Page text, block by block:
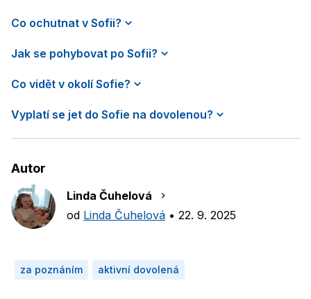
Co ochutnat v Sofii?
Jak se pohybovat po Sofii?
Co vidět v okolí Sofie?
Vyplatí se jet do Sofie na dovolenou?
Autor
Linda Čuhelová
od Linda Čuhelová • 22. 9. 2025
za poznáním aktivní dovolená